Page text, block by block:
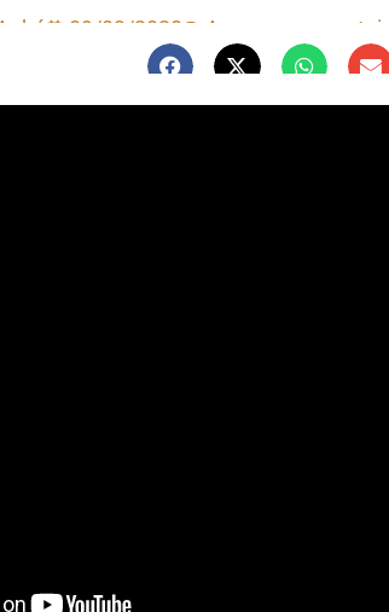
09/03/2020 Aucun commentaire